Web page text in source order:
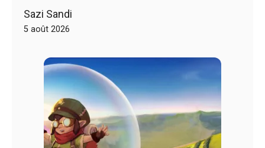
Sazi Sandi
5 août 2026